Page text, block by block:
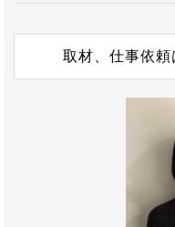
取材、仕事依頼